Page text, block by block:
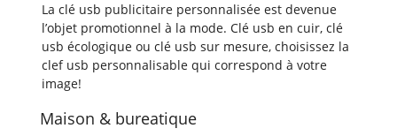
La clé usb publicitaire personnalisée est devenue
l’objet promotionnel à la mode. Clé usb en cuir, clé
usb écologique ou clé usb sur mesure, choisissez la
clef usb personnalisable qui correspond à votre
image!
Maison & bureatique